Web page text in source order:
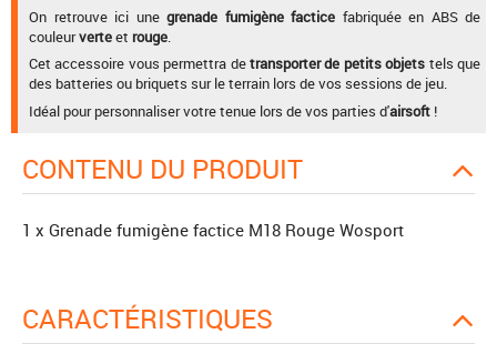
On retrouve ici une grenade fumigène factice fabriquée en ABS de
couleurverteet rouge
Cet accessoire vous permettra detransporter de petits objets tels que
des batteries ou briquets sur le terrain lors de vos sessions de jeu.
Idéal pour personnaliser votre tenue lors de vos parties d'airsoft !
CONTENU DU PRODUIT
1 x Grenade fumigène factice M18 Rouge Wosport
CARACTÉRISTIQUES